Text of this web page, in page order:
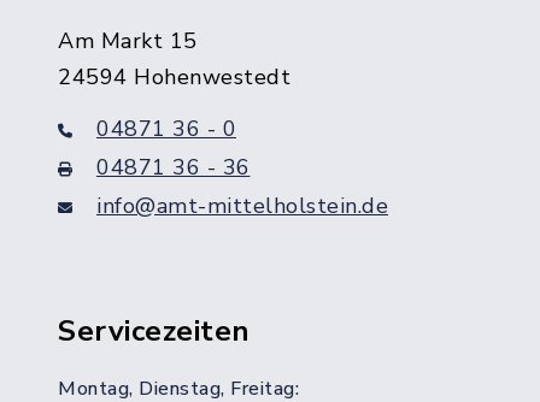
Am Markt 15
24594 Hohenwestedt
04871 36 - 0
04871 36 - 36
info@amt-mittelholstein.de
Servicezeiten
Montag, Dienstag, Freitag: